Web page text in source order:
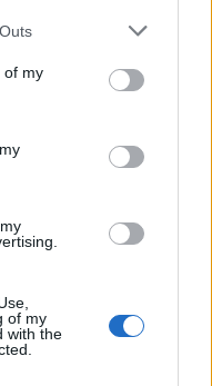
of my
of my
with the
Seuraava artikkeli
tunteet kuumenivat puoli
minuuttia ennen